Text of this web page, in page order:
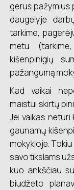
gerus pažymius
daugelyje
tarkime,
metu
kišenpinigių
pažangumą
Kad vaikai
maistui skirtų
Jei vaikas
gaunamų
mokykloje.
savo tikslams
kuo ankščiau
biudžeto